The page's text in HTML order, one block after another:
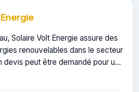
Solaire Volt Energie assure des
renouvelables dans le secteur
devis peut être demandé pour un